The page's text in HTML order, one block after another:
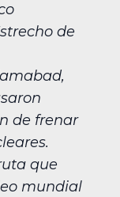
de
de frenar
que
mundial